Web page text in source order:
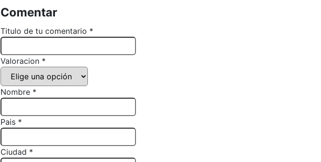
Comentar
Titulo de tu comentario *
Valoracion *
Nombre *
Pais *
Ciudad *